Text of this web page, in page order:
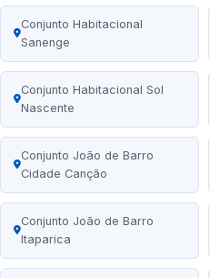
Conjunto Habitacional
Sanenge
Conjunto Habitacional Sol
Nascente
Conjunto João de Barro
Cidade Canção
Conjunto João de Barro
Itaparica